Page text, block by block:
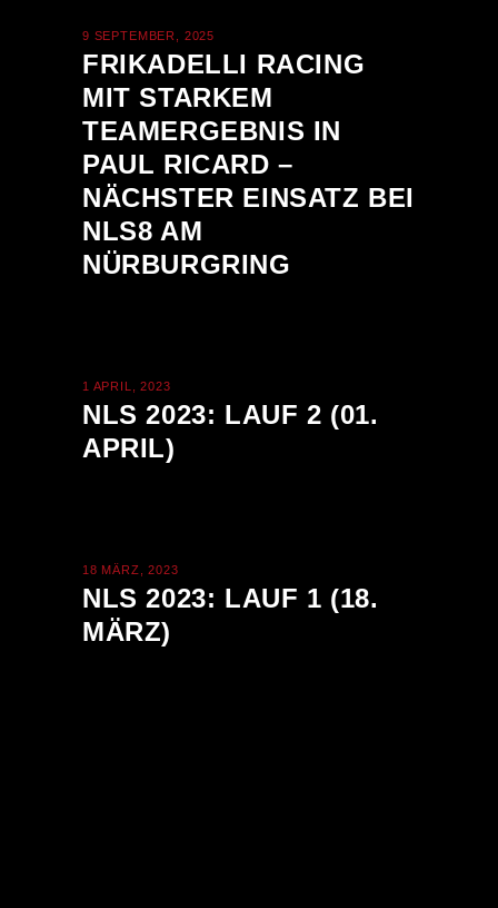
9 SEPTEMBER, 2025
FRIKADELLI RACING
MIT STARKEM
TEAMERGEBNIS IN
PAUL RICARD –
NÄCHSTER EINSATZ BEI
NLS8 AM
NÜRBURGRING
1 APRIL, 2023
NLS 2023: LAUF 2 (01.
APRIL)
18 MÄRZ, 2023
NLS 2023: LAUF 1 (18.
MÄRZ)